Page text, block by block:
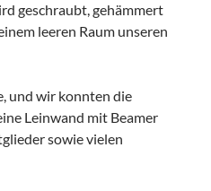
geschraubt, gehämmert
leeren Raum unseren
und wir konnten die
Leinwand mit Beamer
sowie vielen